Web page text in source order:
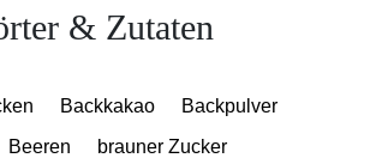
& Zutaten
Backkakao
Backpulver
Beeren
brauner Zucker